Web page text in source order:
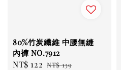
80%竹炭纖維 中腰無縫
內褲 NO.7912
Sale
NT$ 122 Regular
NT$ 139